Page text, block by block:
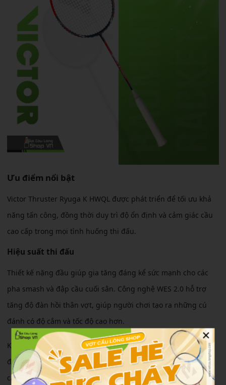
Ưu điểm nổi bật
Victor Thruster Ryuga K HWQL được phát triển để tối ưu khả
năng tấn công, đồng thời duy trì độ ổn định và cảm giác cầu
cao cấp trong mọi tình huống thi đấu.
Hiệu suất thi đấu
Thiết kế nặng đầu giúp gia tăng đáng kể sức mạnh cho các
pha smash và đập cầu cuối sân. Công nghệ WES 2.0 hỗ trợ
tăng độ đàn hồi thân vợt, giúp người chơi tạo ra những cú
đánh có độ cắm và tốc độ cao hơn.
Khả năng giữ ổn định mặt vợt tốt giúp các pha phản tạt và
điều cầu duy trì độ chính xác ngay cả khi thi đấu ở cường độ
cao.
×